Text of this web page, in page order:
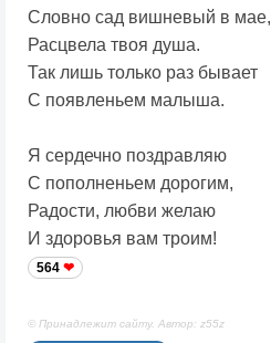
Словно сад вишневый в мае,
Расцвела твоя душа.
Так лишь только раз бывает
С появленьем малыша.
Я сердечно поздравляю
С пополненьем дорогим,
Радости, любви желаю
И здоровья вам троим!
564
© Принадлежит сайту. Автор: z55z